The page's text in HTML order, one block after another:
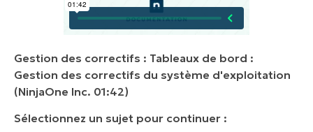
Gestion des correctifs : Tableaux de bord :
Gestion des correctifs du système d'exploitation
(NinjaOne Inc. 01:42)
Sélectionnez un sujet pour continuer :